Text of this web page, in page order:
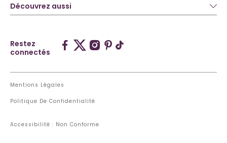
Découvrez aussi
Restez
connectés
Mentions Légales
Politique De Confidentialité
Accessibilité : Non Conforme